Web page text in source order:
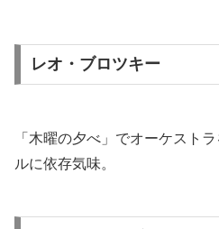
レオ・ブロツキー
「木曜の夕べ」でオーケスト
ルに依存気味。